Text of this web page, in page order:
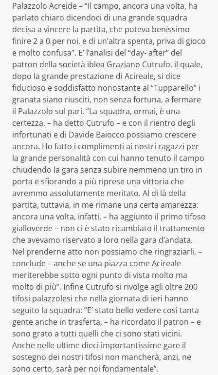
Palazzolo Acreide – “Il campo, ancora una volta, ha
parlato chiaro dicendoci di una grande squadra
decisa a vincere la partita, che poteva benissimo
finire 2 a 0 per noi, e di un’altra spenta, priva di gioco
e molto confusa”. E’ l’analisi del “day- after” del
patron della società iblea Graziano Cutrufo, il quale,
dopo la grande prestazione di Acireale, si dice
fiducioso e soddisfatto nonostante al “Tupparello” i
granata siano riusciti, non senza fortuna, a fermare
il Palazzolo sul pari. “La squadra, ormai, è una
certezza, – ha detto Cutrufo – e con il rientro degli
infortunati e di Davide Baiocco possiamo crescere
ancora. Ho fatto i complimenti ai nostri ragazzi per
la grande personalità con cui hanno tenuto il campo
chiudendo la gara senza subire nemmeno un tiro in
porta e sfiorando a più riprese una vittoria che
avremmo assolutamente meritato. Al di là della
partita, tuttavia, in me rimane una certa amarezza:
ancora una volta, infatti, – ha aggiunto il primo tifoso
gialloverde – non ci è stato ricambiato il trattamento
che avevamo riservato a loro nella gara d’andata.
Nel prenderne atto non possiamo che ringraziarli, –
conclude – anche se una piazza come Acireale
meriterebbe sotto ogni punto di vista molto ma
molto di più”. Infine Cutrufo si rivolge agli oltre 200
tifosi palazzolesi che nella giornata di ieri hanno
seguito la squadra: “E’ stato bello vedere così tanta
gente anche in trasferta, – ha ricordato il patron – e
sono grato a tutti quelli che ci sono stati vicini.
Anche nelle ultime dieci importantissime gare il
sostegno dei nostri tifosi non mancherà, anzi, ne
sono certo, sarà per noi fondamentale”.